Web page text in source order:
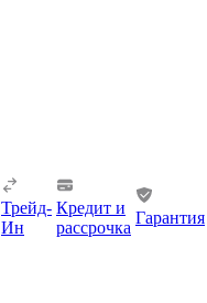
Трейд-
Ин
Кредит и
рассрочка
Гарантия